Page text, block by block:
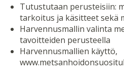
Tutustutaan perusteisiin:
tarkoitus ja käsitteet sekä
Harvennusmallin valinta
tavoitteiden perusteella​
Harvennusmallien käyttö,